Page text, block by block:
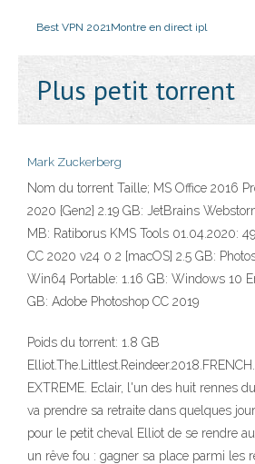
Best VPN 2021Montre en direct ipl
Plus petit torrent
Mark Zuckerberg
Nom du torrent Taille; MS Office 2016
2020 {Gen2} 2.19 GB: JetBrains
MB: Ratiborus KMS Tools 01.04.2020:
CC 2020 v24 0 2 [macOS] 2.5 GB:
Win64 Portable: 1.16 GB: Windows 10
GB: Adobe Photoshop CC 2019
Poids du torrent: 1.8 GB
EXTREME. Eclair, l'un des huit rennes du
va prendre sa retraite dans quelques
pour le petit cheval Elliot de se rendre
un rêve fou : gagner sa place parmi les